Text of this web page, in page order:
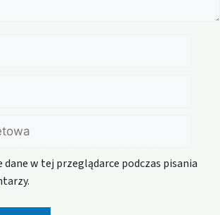
w tej przeglądarce podczas pisania